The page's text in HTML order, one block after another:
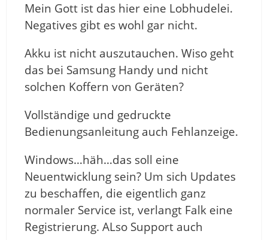
Mein Gott ist das hier eine Lobhudelei.
Negatives gibt es wohl gar nicht.
Akku ist nicht auszutauchen. Wiso geht
das bei Samsung Handy und nicht
solchen Koffern von Geräten?
Vollständige und gedruckte
Bedienungsanleitung auch Fehlanzeige.
Windows…häh…das soll eine
Neuentwicklung sein? Um sich Updates
zu beschaffen, die eigentlich ganz
normaler Service ist, verlangt Falk eine
Registrierung. ALso Support auch